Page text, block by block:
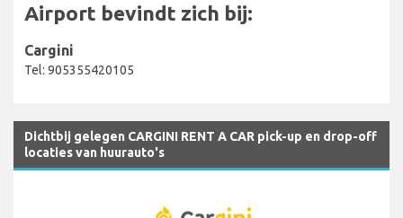
Airport bevindt zich bij:
Cargini
Tel: 905355420105
Dichtbij gelegen CARGINI RENT A CAR pick-up en drop-off
locaties van huurauto's